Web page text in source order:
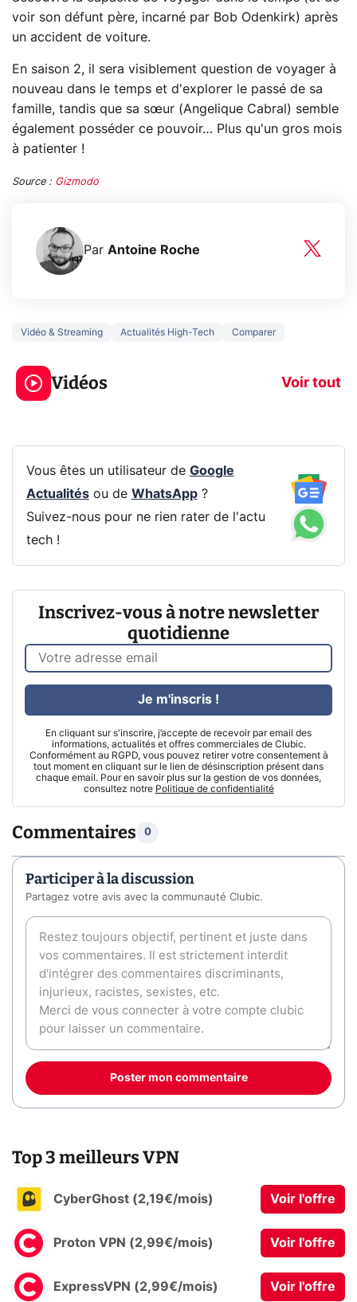
voir son défunt père, incarné par Bob Odenkirk) après
un accident de voiture.
En saison 2, il sera visiblement question de voyager à
nouveau dans le temps et d'explorer le passé de sa
famille, tandis que sa sœur (Angelique Cabral) semble
également posséder ce pouvoir… Plus qu'un gros mois
à patienter !
Source : Gizmodo
Par Antoine Roche
Vidéo & Streaming Actualités High-Tech Comparer
Vidéos Voir tout
5 générations de
jeux dans la
prochaine Xbox !
Ce que vous
navigation
Vous êtes un utilisateur de Google
Actualitésou de WhatsApp?
Suivez-nous pour ne rien rater de l'actu
tech !
Inscrivez-vous à notre newsletter
quotidienne
En cliquant sur s'inscrire, j’accepte de recevoir par email des
informations, actualités et offres commerciales de Clubic.
Conformément au RGPD, vous pouvez retirer votre consentement à
tout moment en cliquant sur le lien de désinscription présent dans
chaque email. Pour en savoir plus sur la gestion de vos données,
consultez notre Politique de confidentialité
Je m'inscris !
Commentaires 0
Participer à la discussion
Partagez votre avis avec la communauté Clubic.
Poster mon commentaire
Top 3 meilleurs VPN
CyberGhost (2,19€/mois) Voir l'offre
Proton VPN (2,99€/mois) Voir l'offre
ExpressVPN (2,99€/mois) Voir l'offre